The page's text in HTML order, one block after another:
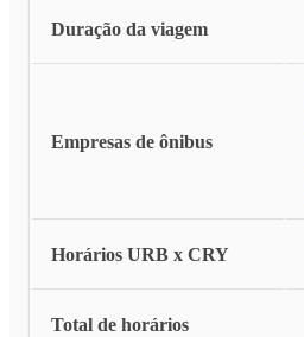
Duração da viagem
Empresas de ônibus
Horários URB x CRY
Total de horários